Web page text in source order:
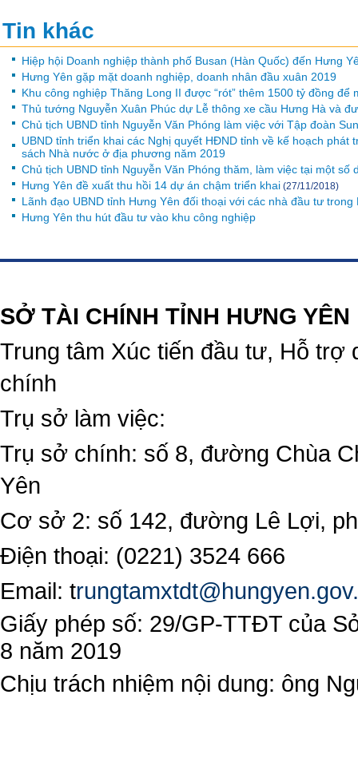
Tin khác
Hiệp hội Doanh nghiệp thành phố Busan (Hàn Quốc) đến Hưng
Hưng Yên gặp mặt doanh nghiệp, doanh nhân đầu xuân 2019
Khu công nghiệp Thăng Long II được “rót” thêm 1500 tỷ đồng để
Thủ tướng Nguyễn Xuân Phúc dự Lễ thông xe cầu Hưng Hà và
Chủ tịch UBND tỉnh Nguyễn Văn Phóng làm việc với Tập đoàn
UBND tỉnh triển khai các Nghị quyết HĐND tỉnh về kế hoạch phát
sách Nhà nước ở địa phương năm 2019
Chủ tịch UBND tỉnh Nguyễn Văn Phóng thăm, làm việc tại một số
Hưng Yên đề xuất thu hồi 14 dự án chậm triển khai (27/11/2018)
Lãnh đạo UBND tỉnh Hưng Yên đối thoại với các nhà đầu tư
Hưng Yên thu hút đầu tư vào khu công nghiệp
SỞ TÀI CHÍNH TỈNH HƯNG YÊN
Trung tâm Xúc tiến đầu tư, Hỗ trợ
chính
Trụ sở làm việc:
Trụ sở chính: số 8, đường Chùa
Yên
Cơ sở 2: số 142, đường Lê Lợi,
Điện thoại: (0221) 3524 666
Email: t
Giấy phép số: 29/GP-TTĐT của
8 năm 2019
Chịu trách nhiệm nội dung: ông